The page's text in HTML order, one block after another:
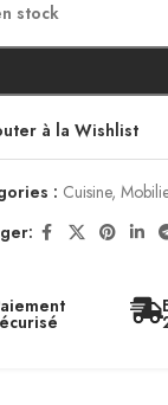
stock
à la Wishlist
: Cuisine,